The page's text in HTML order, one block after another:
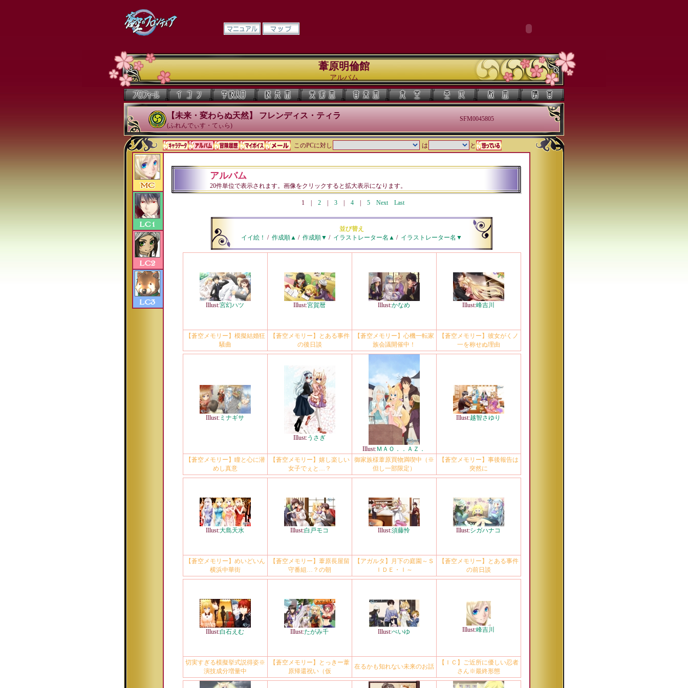
葦原明倫館
アルバム
【未来・変わらぬ天然】 フレンディス・ティラ
(ふれんでぃす・てぃら)
SFM0045805
このPCに対し は と
アルバム
20件単位で表示されます。画像をクリックすると拡大表示になります。
1| 2| 3| 4| 5 Next Last
並び替え
イイ絵！ / 作成順▲ / 作成順▼ / イラストレーター名▲ / イラストレーター名▼
Illust:宮幻ハツ Illust:宮賀暦 Illust:かなめ Illust:峰吉川
【蒼空メモリー】模擬結婚狂
騒曲
【蒼空メモリー】とある事件
の後日談
【蒼空メモリー】心機一転家
族会議開催中！
【蒼空メモリー】彼女がくノ
一を称せぬ理由
Illust: ミナギサ
Illust:うさぎ
Illust:ＭＡＯ．．ＡＺ．
Illust:越智さゆり
【蒼空メモリー】瞳と心に潜
めし真意
【蒼空メモリー】嬉し楽しい
女子でぇと…？
御家族様葦原買物満喫中（※
但し一部限定）
【蒼空メモリー】事後報告は
突然に
Illust:大島天水 Illust:白戸モコ Illust:須藤怜 Illust:シガハナコ
【蒼空メモリー】めいどいん
横浜中華街
【蒼空メモリー】葦原長屋留
守番組…？の朝
【アガルタ】月下の庭園～Ｓ
ＩＤＥ・Ｉ～
【蒼空メモリー】とある事件
の前日談
Illust:白石えむ Illust:たがみ千 Illust:ぺいゆ Illust:峰吉川
切実すぎる模擬挙式説得姿※
演技成分増量中
【蒼空メモリー】とっきー葦
原帰還祝い（仮
在るかも知れない未来のお話
【ＩＣ】ご近所に優しい忍者
さん※最終形態